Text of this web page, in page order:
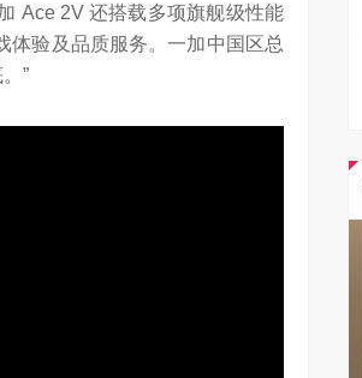
Ace 2V 还搭载多项旗舰级性能
体验及品质服务。一加中国区总
”